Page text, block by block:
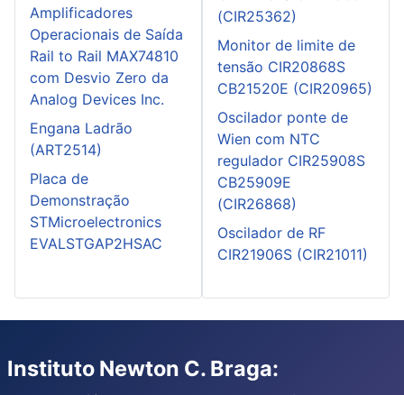
Amplificadores
Operacionais de Saída
Rail to Rail MAX74810
com Desvio Zero da
Analog Devices Inc.
Engana Ladrão
(ART2514)
Placa de
Demonstração
STMicroelectronics
EVALSTGAP2HSAC
(CIR25362)
Monitor de limite de
tensão CIR20868S
CB21520E (CIR20965)
Oscilador ponte de
Wien com NTC
regulador CIR25908S
CB25909E
(CIR26868)
Oscilador de RF
CIR21906S (CIR21011)
Instituto Newton C. Braga: